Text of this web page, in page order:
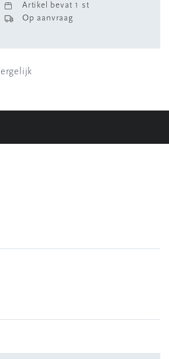
Artikel bevat 1 st
Op aanvraag
Vergelijk